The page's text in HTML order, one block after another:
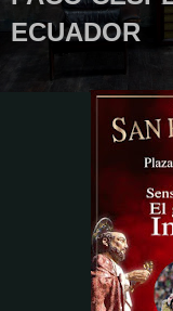
ECUADOR